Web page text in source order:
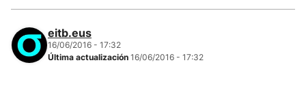
eitb.eus
16/06/2016 - 17:32
Última actualización 16/06/2016 - 17:32